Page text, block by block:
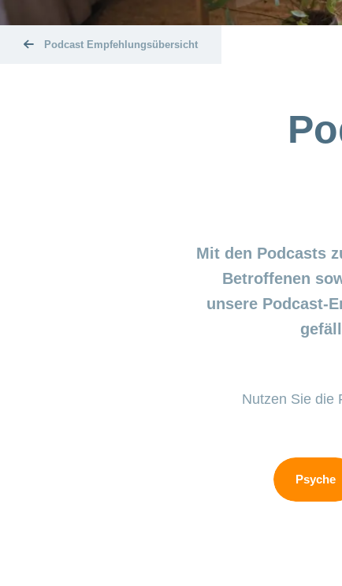
Podcast Empfehlungsübersicht
Mit den Podcasts
Betroffenen
unsere Podcast-
Nutzen Sie die
Psyche